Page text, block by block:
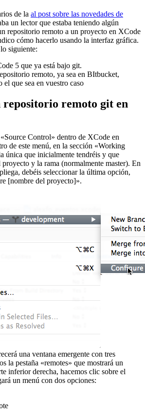
de la al post sobre las novedades de
un lector que estaba teniendo algún
repositorio remoto a un proyecto en XCode
cómo hacerlo usando la interfaz gráfica.
siguiente:
5 que ya está bajo git.
remoto, ya sea en BItbucket,
que sea en vuestro caso
repositorio remoto git en
Control» dentro de XCode en
de este menú, en la sección «Working
única que inicialmente tendréis y que
y la rama (normalmente master). En
debéis seleccionar la última opción,
[nombre del proyecto]».
una ventana emergente con tres
la pestaña «remotes» que mostrará un
inferior derecha, hacemos clic sobre el
un menú con dos opciones: